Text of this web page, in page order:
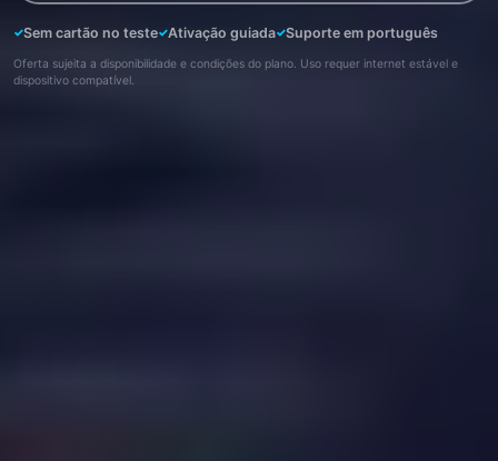
Sem cartão no teste Ativação guiada Suporte em português
Oferta sujeita a disponibilidade e condições do plano. Uso requer internet estável e
dispositivo compatível.